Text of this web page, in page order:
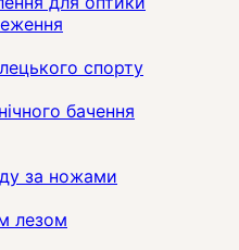
спорту
бачення
за ножами
лезом